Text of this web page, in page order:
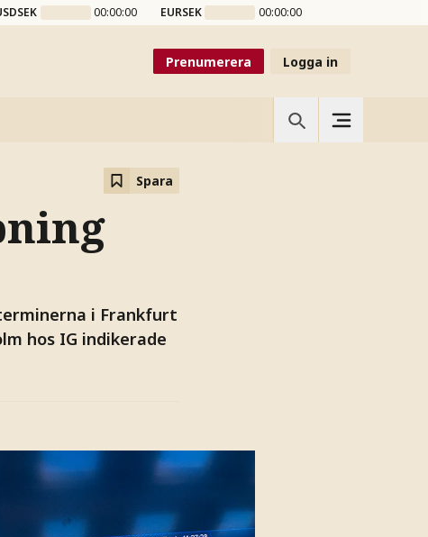
00:00:00 EURSEK 00:00:00
Prenumerera Logga in
Spara
i Frankfurt
hos IG indikerade